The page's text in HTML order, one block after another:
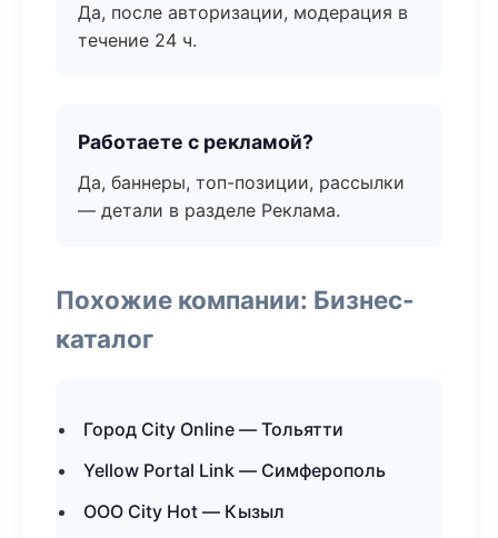
Да, после авторизации, модерация в
течение 24 ч.
Работаете с рекламой?
Да, баннеры, топ-позиции, рассылки
— детали в разделе Реклама.
Похожие компании: Бизнес-
каталог
Город City Online — Тольятти
Yellow Portal Link — Симферополь
ООО City Hot — Кызыл